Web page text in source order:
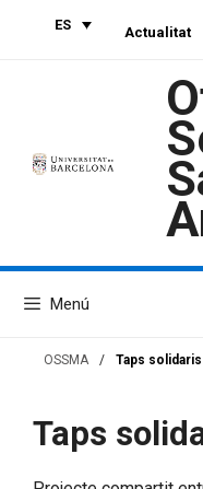
ES Actualitat
Menú
OSSMA / Taps solidaris
Taps